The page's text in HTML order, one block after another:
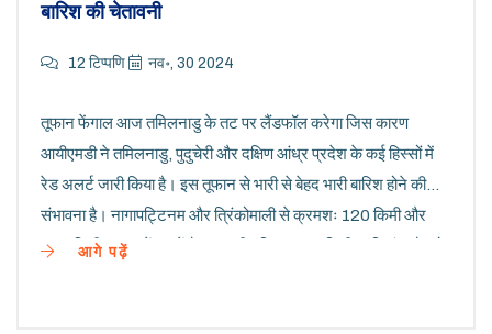
बारिश की चेतावनी
12 टिप्पणि नव॰, 30 2024
तूफान फेंगाल आज तमिलनाडु के तट पर लैंडफॉल करेगा जिस कारण
आयीएमडी ने तमिलनाडु, पुदुचेरी और दक्षिण आंध्र प्रदेश के कई हिस्सों में
रेड अलर्ट जारी किया है। इस तूफान से भारी से बेहद भारी बारिश होने की
संभावना है। नागापट्टिनम और त्रिंकोमाली से क्रमशः 120 किमी और
420 किमी दूर यह केंद्र में है। हवा की गति 70-80 किमी प्रति घंटा है, जो
आगे पढ़ें